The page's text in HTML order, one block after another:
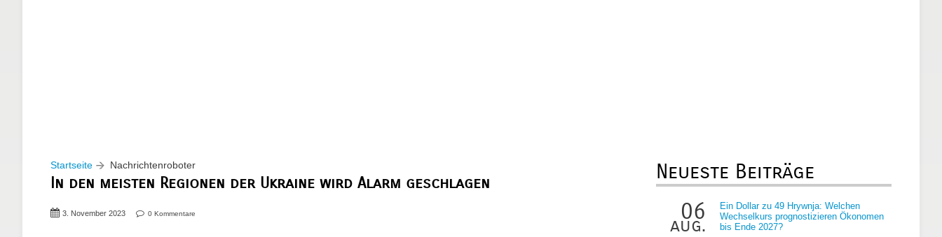
Startseite Nachrichtenroboter
In den meisten Regionen der Ukraine wird Alarm geschlagen
3. November 2023 0 Kommentare
Neueste Beiträge
06
aug.
Ein Dollar zu 49 Hrywnja: Welchen
Wechselkurs prognostizieren Ökonomen
bis Ende 2027?